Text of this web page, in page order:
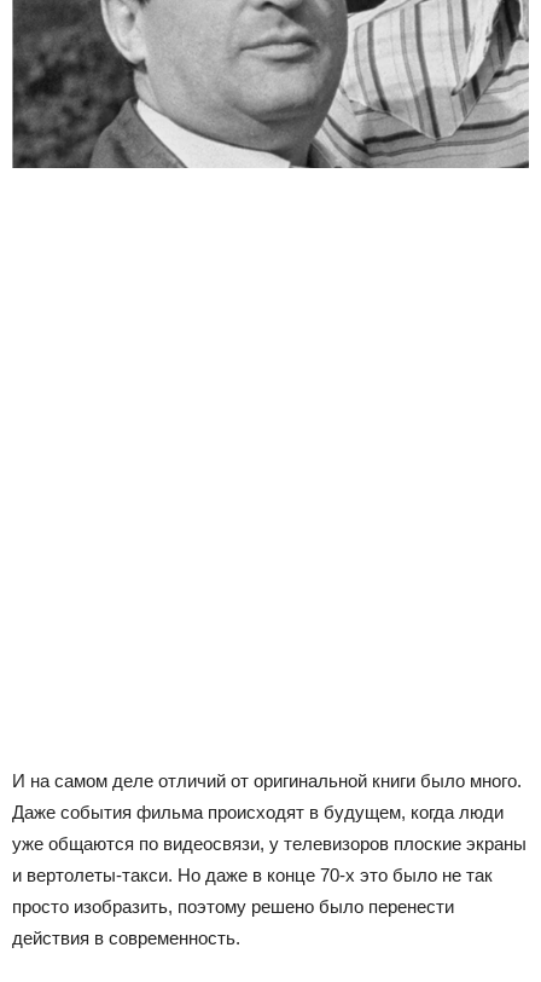
И на самом деле отличий от оригинальной книги было много.
Даже события фильма происходят в будущем, когда люди
уже общаются по видеосвязи, у телевизоров плоские экраны
и вертолеты-такси. Но даже в конце 70-х это было не так
просто изобразить, поэтому решено было перенести
действия в современность.